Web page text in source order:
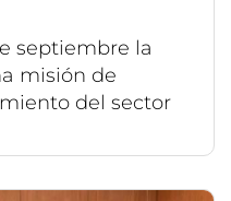
septiembre la
misión de
del sector